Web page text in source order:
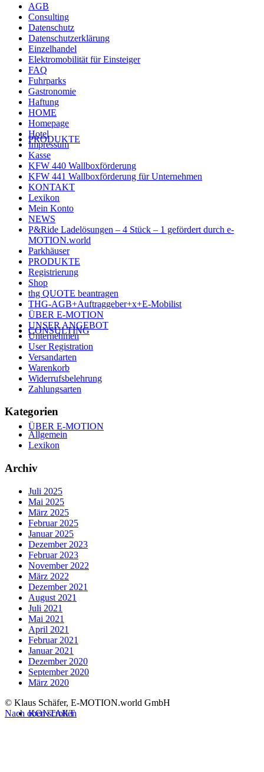
PRODUKTE
CONSULTING
ÜBER E-MOTION
KONTAKT
AGB
Consulting
Datenschutz
Datenschutzerklärung
Einzelhandel
Elektromobilität für Einsteiger
FAQ
Fuhrparks
Gastronomie
Haftung
HOME
Homepage
Hotel
Impressum
Kasse
KFW 440 Wallboxförderung
KFW 441 Wallboxförderung für Unternehmen
KONTAKT
Lexikon
Mein Konto
NEWS
P&Ride Ladelösungen – 4 Stück – 1 gefördert durch e-
MOTION.world
Parkhäuser
PRODUKTE
Registrierung
Shop
thg QUOTE beantragen
THG-AGB+Auftraggeber+x+E-Mobilist
ÜBER E-MOTION
UNSER ANGEBOT
Unternehmen
User Registration
Versandarten
Warenkorb
Widerrufsbelehrung
Zahlungsarten
Kategorien
Allgemein
Lexikon
Archiv
Juli 2025
Mai 2025
März 2025
Februar 2025
Januar 2025
Dezember 2023
Februar 2023
November 2022
März 2022
Dezember 2021
August 2021
Juli 2021
Mai 2021
April 2021
Februar 2021
Januar 2021
Dezember 2020
September 2020
März 2020
© Klaus Schäfer, E-MOTION.world GmbH
Nach oben scrollen